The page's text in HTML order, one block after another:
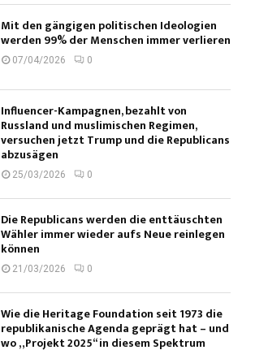
Mit den gängigen politischen Ideologien
werden 99% der Menschen immer verlieren
07/04/2026 0
Influencer-Kampagnen, bezahlt von
Russland und muslimischen Regimen,
versuchen jetzt Trump und die Republicans
abzusägen
25/03/2026 0
Die Republicans werden die enttäuschten
Wähler immer wieder aufs Neue reinlegen
können
21/03/2026 0
Wie die Heritage Foundation seit 1973 die
republikanische Agenda geprägt hat – und
wo „Projekt 2025“ in diesem Spektrum